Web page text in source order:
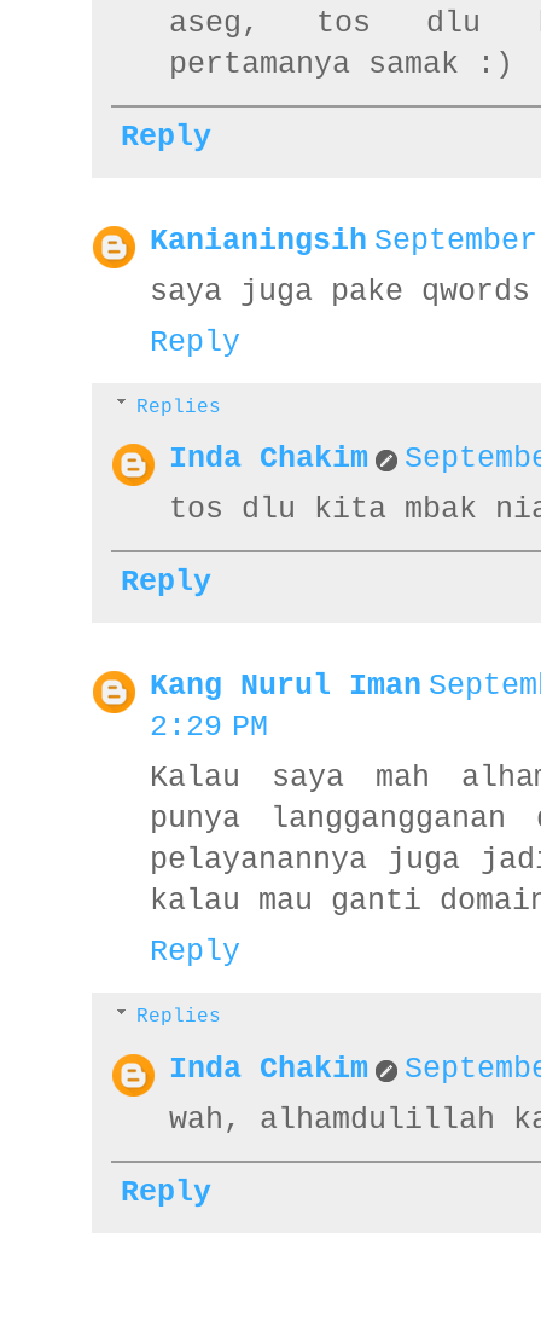
aseg, tos dlu
pertamanya samak :)
Reply
Kanianingsih
saya juga pake qwords
Reply
Replies
Inda Chakim
tos dlu kita mbak
Reply
Kang Nurul Iman
2:29 PM
Kalau saya mah
punya langgangganan
pelayanannya juga
kalau mau ganti
Reply
Replies
Inda Chakim
wah, alhamdulillah
Reply